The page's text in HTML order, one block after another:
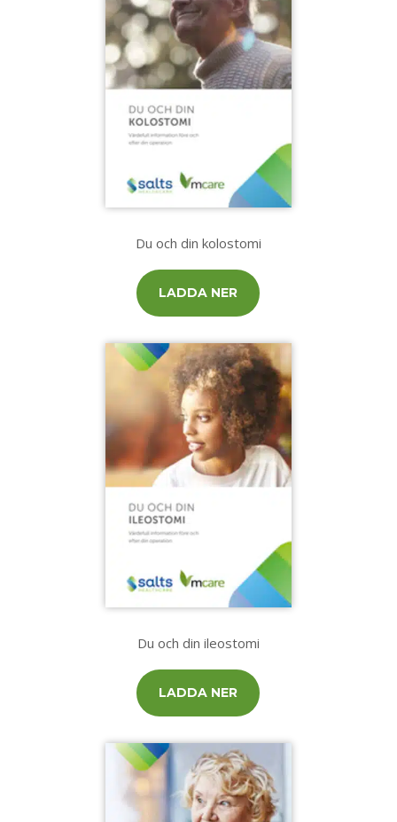
Du och din kolostomi
LADDA NER
Du och din ileostomi
LADDA NER